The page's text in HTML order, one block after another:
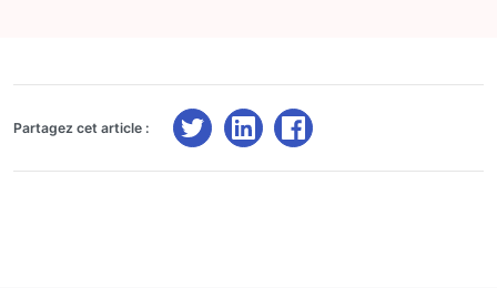
Partagez cet article :